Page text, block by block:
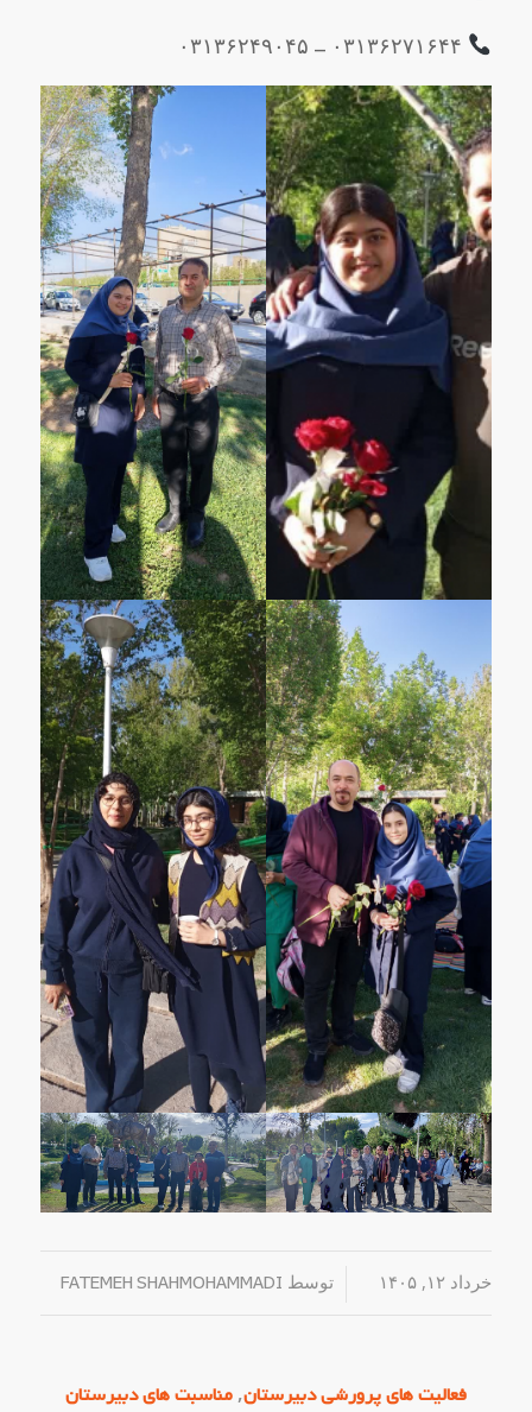
خرداد ۱۲, ۱۴۰۵ / توسط FATEMEH SHAHMOHAMMADI
فعالیت های پرورشی دبیرستان, مناسبت های دبیرستان